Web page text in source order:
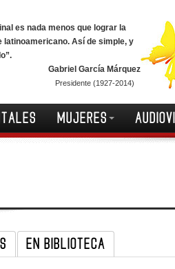
es nada menos que lograr la
latinoamericano. Así de simple, y
Gabriel García Márquez
Presidente (1927-2014)
MUJERES
EN BIBLIOTECA